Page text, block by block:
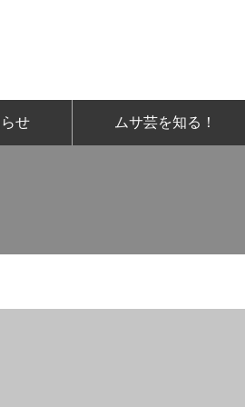
せ ムサ芸を知る！